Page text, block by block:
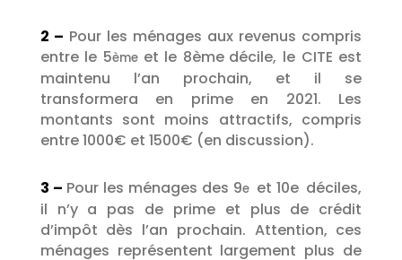
2 – Pour les ménages aux revenus compris
entre le 5ème et le 8ème décile, le CITE est
maintenu l’an prochain, et il se
transformera en prime en 2021. Les
montants sont moins attractifs, compris
entre 1000€ et 1500€ (en discussion).
3 – Pour les ménages des 9e et 10e déciles,
il n’y a pas de prime et plus de crédit
d’impôt dès l’an prochain. Attention, ces
ménages représentent largement plus de